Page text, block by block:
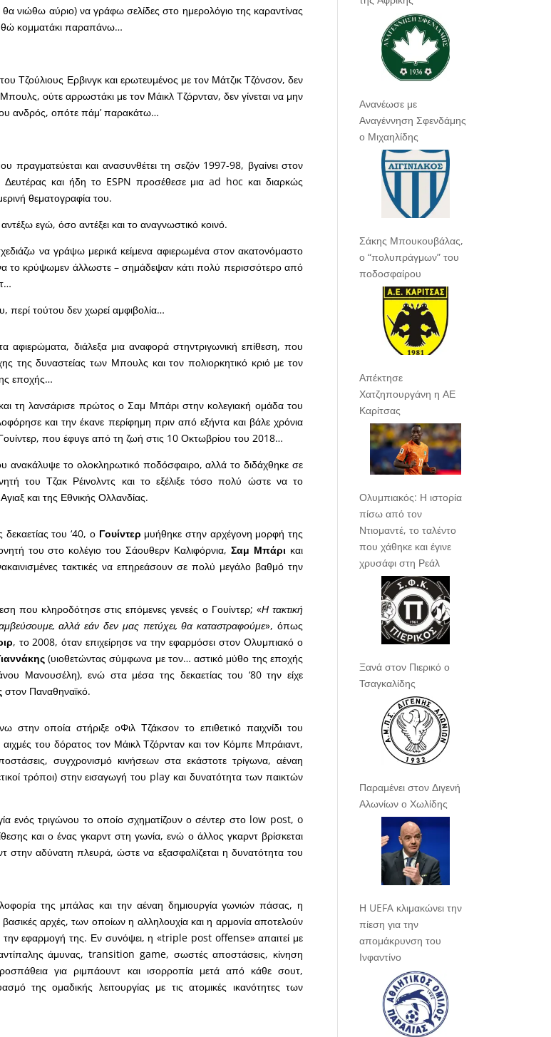
νιώθω αύριο) να γράφω σελίδες στο ημερολόγιο της καραντίνας
κομματάκι παραπάνω…
Τζούλιους Ερβινγκ και ερωτευμένος με τον Μάτζικ Τζόνσον, δεν
ούτε αρρωστάκι με τον Μάικλ Τζόρνταν, δεν γίνεται να μην
ανδρός, οπότε πάμ’ παρακάτω…
και ανασυνθέτει τη σεζόν 1997-98, βγαίνει στον
και ήδη το ESPN προσέθεσε μια ad hoc και διαρκώς
θεματογραφία του.
εγώ, όσο αντέξει και το αναγνωστικό κοινό.
να γράψω μερικά κείμενα αφιερωμένα στον ακατονόμαστο
το κρύψωμεν άλλωστε – σημάδεψαν κάτι πολύ περισσότερο από
περί τούτου δεν χωρεί αμφιβολία…
αφιερώματα, διάλεξα μια αναφορά στηντριγωνική επίθεση, που
της δυναστείας των Μπουλς και τον πολιορκητικό κριό με τον
εποχής…
τη λανσάρισε πρώτος ο Σαμ Μπάρι στην κολεγιακή ομάδα του
και την έκανε περίφημη πριν από εξήντα και βάλε χρόνια
που έφυγε από τη ζωή στις 10 Οκτωβρίου του 2018…
ανακάλυψε το ολοκληρωτικό ποδόσφαιρο, αλλά το διδάχθηκε σε
του Τζακ Ρέινολντς και το εξέλιξε τόσο πολύ ώστε να το
και της Εθνικής Ολλανδίας.
του ‘40, ο Γουίντερ μυήθηκε στην αρχέγονη μορφή της
του στο κολέγιο του Σάουθερν Καλιφόρνια,Σαμ Μπάρι και
τακτικές να επηρεάσουν σε πολύ μεγάλο βαθμό την
που κληροδότησε στις επόμενες γενεές ο Γουίντερ; «Η τακτική
αλλά εάν δεν μας πετύχει, θα καταστραφούμε», όπως
, το 2008, όταν επιχείρησε να την εφαρμόσει στον Ολυμπιακό ο
(υιοθετώντας σύμφωνα με τον… αστικό μύθο της εποχής
Μανουσέλη), ενώ στα μέσα της δεκαετίας του ‘80 την είχε
στον Παναθηναϊκό.
οποία στήριξε οΦιλ Τζάκσον το επιθετικό παιχνίδι του
του δόρατος τον Μάικλ Τζόρνταν και τον Κόμπε Μπράιαντ,
συγχρονισμό κινήσεων στα εκάστοτε τρίγωνα, αέναη
τρόποι) στην εισαγωγή του play και δυνατότητα των παικτών
ενός τριγώνου το οποίο σχηματίζουν ο σέντερ στο low post, o
και ο ένας γκαρντ στη γωνία, ενώ ο άλλος γκαρντ βρίσκεται
στην αδύνατη πλευρά, ώστε να εξασφαλίζεται η δυνατότητα του
της μπάλας και την αέναη δημιουργία γωνιών πάσας, η
βασικές αρχές, των οποίων η αλληλουχία και η αρμονία αποτελούν
την εφαρμογή της. Εν συνόψει, η «triple post offense» απαιτεί με
άμυνας, transition game, σωστές αποστάσεις, κίνηση
για ριμπάουντ και ισορροπία μετά από κάθε σουτ,
της ομαδικής λειτουργίας με τις ατομικές ικανότητες των
Ανανέωσε με
Αναγέννηση Σφενδάμης
ο Μιχαηλίδης
Σάκης Μπουκουβάλας,
ο “πολυπράγμων” του
ποδοσφαίρου
Απέκτησε
Χατζηπουργάνη η ΑΕ
Καρίτσας
Ολυμπιακός: Η ιστορία
πίσω από τον
Ντιομαντέ, το ταλέντο
που χάθηκε και έγινε
χρυσάφι στη Ρεάλ
Ξανά στον Πιερικό ο
Τσαγκαλίδης
Παραμένει στον Διγενή
Αλωνίων ο Χωλίδης
Η UEFA κλιμακώνει την
πίεση για την
απομάκρυνση του
Ινφαντίνο